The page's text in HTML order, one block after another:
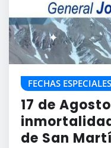
FECHAS ESPECIALES
17 de
de San